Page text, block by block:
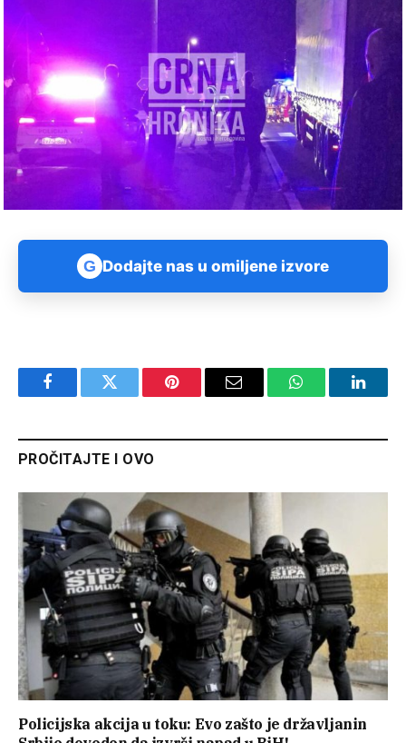
G Dodajte nas u omiljene izvore
FacebookTwitter Pinterest Email WhatsApp
PROČITAJTE I OVO
Policijska akcija u toku: Evo zašto je državljanin